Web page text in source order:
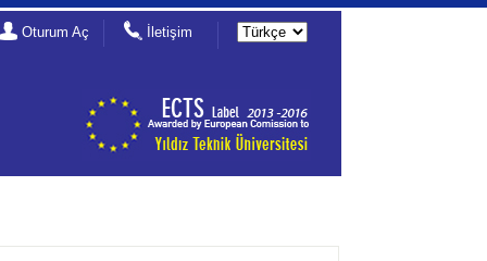
Oturum Aç İletişim